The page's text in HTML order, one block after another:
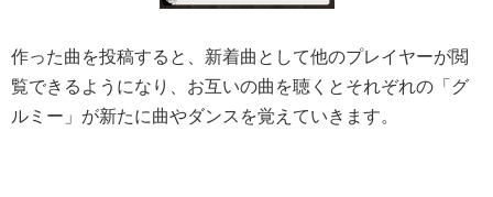
作った曲を投稿すると、新着曲として他のプレイヤーが閲
覧できるようになり、お互いの曲を聴くとそれぞれの「グ
ルミー」が新たに曲やダンスを覚えていきます。